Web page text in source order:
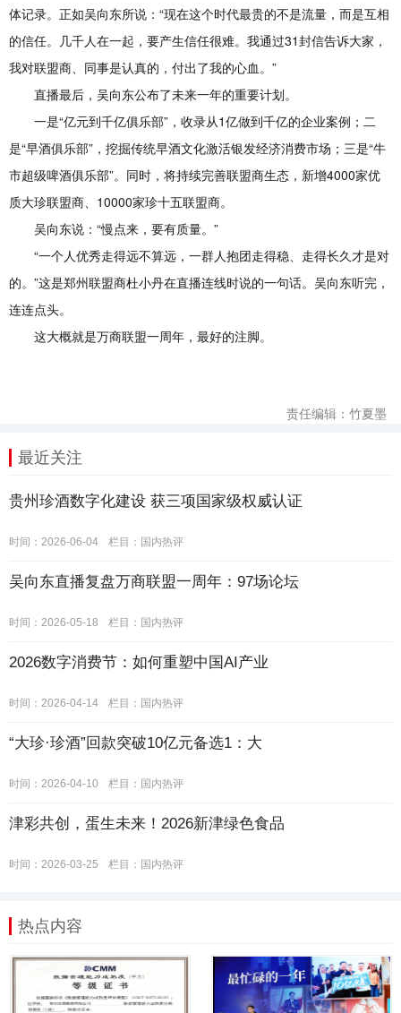
体记录。正如吴向东所说：“现在这个时代最贵的不是流量，而是互相
的信任。几千人在一起，要产生信任很难。我通过31封信告诉大家，
我对联盟商、同事是认真的，付出了我的心血。”
直播最后，吴向东公布了未来一年的重要计划。
一是“亿元到千亿俱乐部”，收录从1亿做到千亿的企业案例；二
是“早酒俱乐部”，挖掘传统早酒文化激活银发经济消费市场；三是“牛
市超级啤酒俱乐部”。同时，将持续完善联盟商生态，新增4000家优
质大珍联盟商、10000家珍十五联盟商。
吴向东说：“慢点来，要有质量。”
“一个人优秀走得远不算远，一群人抱团走得稳、走得长久才是对
的。”这是郑州联盟商杜小丹在直播连线时说的一句话。吴向东听完，
连连点头。
这大概就是万商联盟一周年，最好的注脚。
责任编辑：竹夏墨
最近关注
贵州珍酒数字化建设 获三项国家级权威认证
时间：2026-06-04 栏目： 国内热评
吴向东直播复盘万商联盟一周年：97场论坛
时间：2026-05-18 栏目： 国内热评
2026数字消费节：如何重塑中国AI产业
时间：2026-04-14 栏目： 国内热评
“大珍·珍酒”回款突破10亿元备选1：大
时间：2026-04-10 栏目： 国内热评
津彩共创，蛋生未来！2026新津绿色食品
时间：2026-03-25 栏目： 国内热评
热点内容